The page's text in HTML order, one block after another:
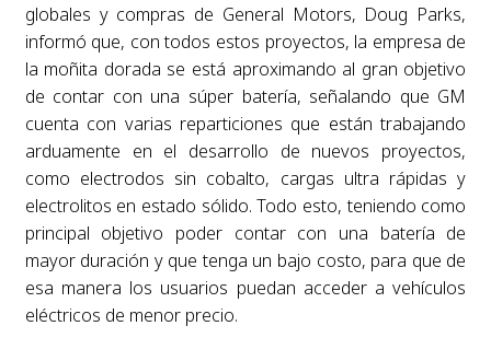
globales y compras de General Motors, Doug Parks,
informó que, con todos estos proyectos, la empresa de
la moñita dorada se está aproximando al gran objetivo
de contar con una súper batería, señalando que GM
cuenta con varias reparticiones que están trabajando
arduamente en el desarrollo de nuevos proyectos,
como electrodos sin cobalto, cargas ultra rápidas y
electrolitos en estado sólido. Todo esto, teniendo como
principal objetivo poder contar con una batería de
mayor duración y que tenga un bajo costo, para que de
esa manera los usuarios puedan acceder a vehículos
eléctricos de menor precio.